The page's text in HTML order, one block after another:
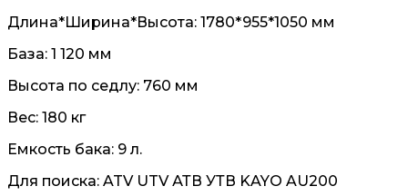
Длина*Ширина*Высота: 1780*955*1050 мм
База: 1 120 мм
Высота по седлу: 760 мм
Вес: 180 кг
Емкость бака: 9 л.
Для поиска: ATV UTV АТВ УТВ KAYO AU200